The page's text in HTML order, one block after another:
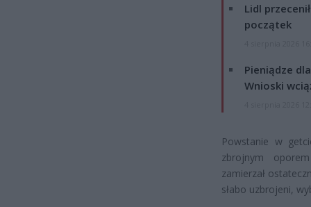
Lidl
początek
Pieniądze
Wnioski
Powstanie w
zbrojnym
zamierzał
słabo uzbrojeni,